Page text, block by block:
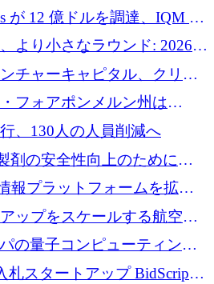
ローンにソフトウェアファ
が 12 億ドルを調達、IQM が
で初の欧州量子企業とな
スタートアップ資金調達
より小さなラウンド: 2026
タートアップ資金調達
チャーキャピタル、クリメ
ルが気候変動対策ハードウ
回クローズで6,000万ユーロ
フォアポンメルン州は
体に展開し、オープンソース
、130人の人員削減へ
剤の安全性向上のために
16 万 1,000 ユーロを調達
報プラットフォームを拡張
ズ A で 2,000 万ドルを確保
ップをスケールする航空イ
ルを学ぶ
の量子コンピューティング
米国の主要取引所に上場
札スタートアップ BidScript